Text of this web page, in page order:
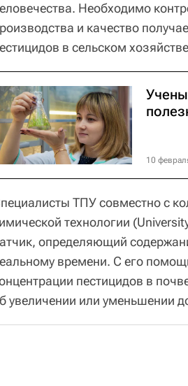
Необходимо
и качество
в сельском
10
ТПУ совместно с
технологии
определяющий
времени. С его
пестицидов в
увеличении или уменьшении